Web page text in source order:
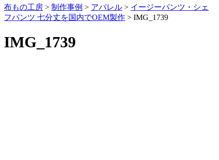
布もの工房 > 制作事例 > アパレル > イージーパンツ・シェ
フパンツ 七分丈を国内でOEM製作 > IMG_1739
IMG_1739